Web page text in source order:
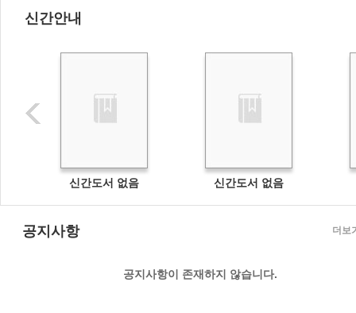
신간안내
신간도서 없음 신간도서 없음
공지사항
공지사항이 존재하지 않습니다.
더보